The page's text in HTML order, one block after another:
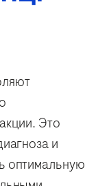
Это
и
оптимальную